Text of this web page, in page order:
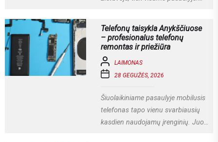
namas gaminamas ne...
Telefonų taisykla Anykščiuose
– profesionalus telefonų
remontas ir priežiūra
LAIMONAS
28 GEGUŽĖS, 2026
Šiuolaikiniame pasaulyje mobilusis
telefonas tapo vienu svarbiausių
kasdien naudojamų įrenginių. Juo